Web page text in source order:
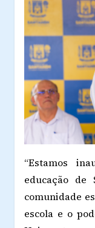
“Estamos
educação
comunidade
escola e o